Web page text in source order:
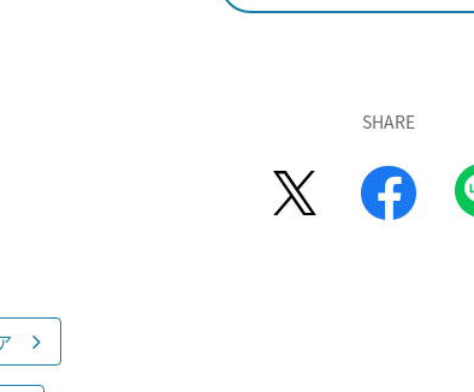
SHARE